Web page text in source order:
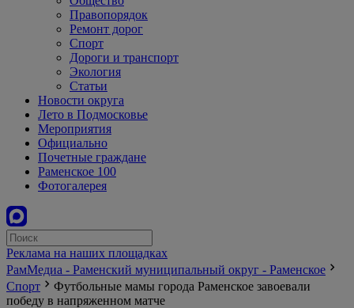
Правопорядок
Ремонт дорог
Спорт
Дороги и транспорт
Экология
Статьи
Новости округа
Лето в Подмосковье
Мероприятия
Официально
Почетные граждане
Раменское 100
Фотогалерея
Реклама на наших площадках
РамМедиа - Раменский муниципальный округ - Раменское
Спорт
Футбольные мамы города Раменское завоевали
победу в напряженном матче